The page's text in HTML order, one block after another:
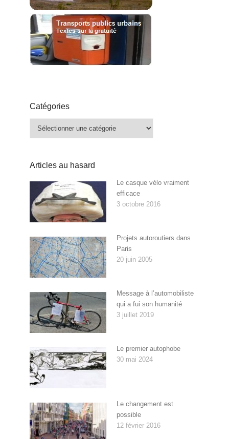
Catégories
Articles au hasard
Le casque vélo vraiment
efficace
3 octobre 2016
Projets autoroutiers dans
Paris
20 juin 2005
Message à l’automobiliste
qui a fui son humanité
3 juillet 2019
Le premier autophobe
30 mai 2024
Le changement est
possible
12 février 2016